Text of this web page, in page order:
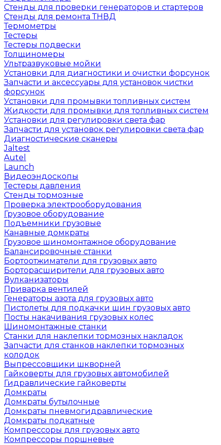
Стенды для проверки генераторов и стартеров
Стенды для ремонта ТНВД
Термометры
Тестеры
Тестеры подвески
Толщиномеры
Ультразвуковые мойки
Установки для диагностики и очистки форсунок
Запчасти и аксессуары для установок чистки
форсунок
Установки для промывки топливных систем
Жидкости для промывки для топливных систем
Установки для регулировки света фар
Запчасти для установок регулировки света фар
Диагностические сканеры
Jaltest
Autel
Launch
Видеоэндоскопы
Тестеры давления
Стенды тормозные
Проверка электрооборудования
Грузовое оборудование
Подъемники грузовые
Канавные домкраты
Грузовое шиномонтажное оборудование
Балансировочные станки
Бортоотжиматели для грузовых авто
Борторасширители для грузовых авто
Вулканизаторы
Приварка вентилей
Генераторы азота для грузовых авто
Пистолеты для подкачки шин грузовых авто
Посты накачивания грузовых колес
Шиномонтажные станки
Станки для наклепки тормозных накладок
Запчасти для станков наклепки тормозных
колодок
Выпрессовщики шкворней
Гайковерты для грузовых автомобилей
Гидравлические гайковерты
Домкраты
Домкраты бутылочные
Домкраты пневмогидравлические
Домкраты подкатные
Компрессоры для грузовых авто
Компрессоры поршневые